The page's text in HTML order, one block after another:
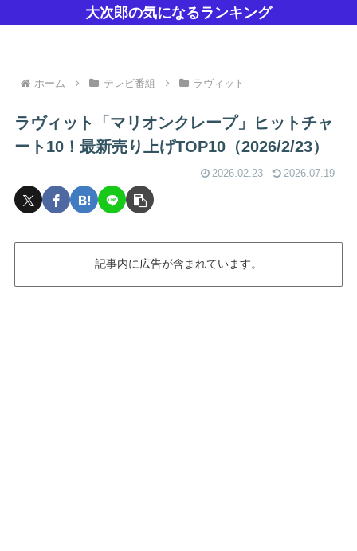
大次郎の気になるランキング
ホーム テレビ番組 ラヴィット
ラヴィット「マリオンクレープ」ヒットチャ
ート10！最新売り上げTOP10（2026/2/23）
2026.02.23 2026.07.19
記事内に広告が含まれています。